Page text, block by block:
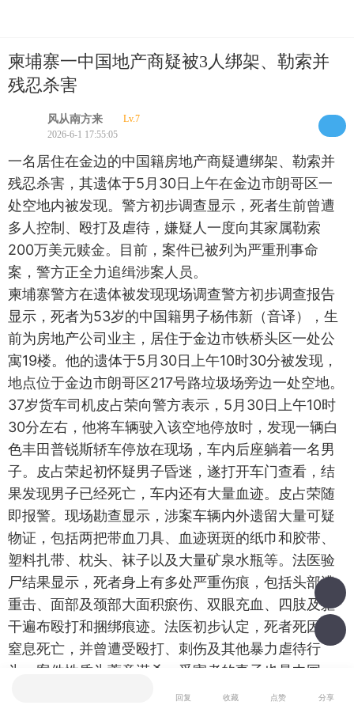
柬埔寨一中国地产商疑被3人绑架、勒索并
残忍杀害
风从南方来
Lv.7
2026-6-1 17:55:05
一名居住在金边的中国籍房地产商疑遭绑架、勒索并
残忍杀害，其遗体于5月30日上午在金边市朗哥区一
处空地内被发现。警方初步调查显示，死者生前曾遭
多人控制、殴打及虐待，嫌疑人一度向其家属勒索
200万美元赎金。目前，案件已被列为严重刑事命
案，警方正全力追缉涉案人员。
柬埔寨警方在遗体被发现现场调查警方初步调查报告
显示，死者为53岁的中国籍男子杨伟新（音译），生
前为房地产公司业主，居住于金边市铁桥头区一处公
寓19楼。他的遗体于5月30日上午10时30分被发现，
地点位于金边市朗哥区217号路垃圾场旁边一处空地。
37岁货车司机皮占荣向警方表示，5月30日上午10时
30分左右，他将车辆驶入该空地停放时，发现一辆白
色丰田普锐斯轿车停放在现场，车内后座躺着一名男
子。皮占荣起初怀疑男子昏迷，遂打开车门查看，结
果发现男子已经死亡，车内还有大量血迹。皮占荣随
即报警。现场勘查显示，涉案车辆内外遗留大量可疑
物证，包括两把带血刀具、血迹斑斑的纸巾和胶带、
塑料扎带、枕头、袜子以及大量矿泉水瓶等。法医验
尸结果显示，死者身上有多处严重伤痕，包括头部遭
重击、面部及颈部大面积瘀伤、双眼充血、四肢及躯
干遍布殴打和捆绑痕迹。法医初步认定，死者死因为
窒息死亡，并曾遭受殴打、刺伤及其他暴力虐待行
为，案件性质为蓄意谋杀。受害者的妻子也是中国
人，她告诉警方，她的丈夫于2026年5月29日晚失
回复 收藏 点赞 分享